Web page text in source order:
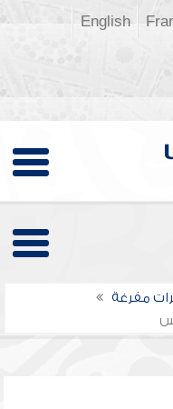
English
مفرغة